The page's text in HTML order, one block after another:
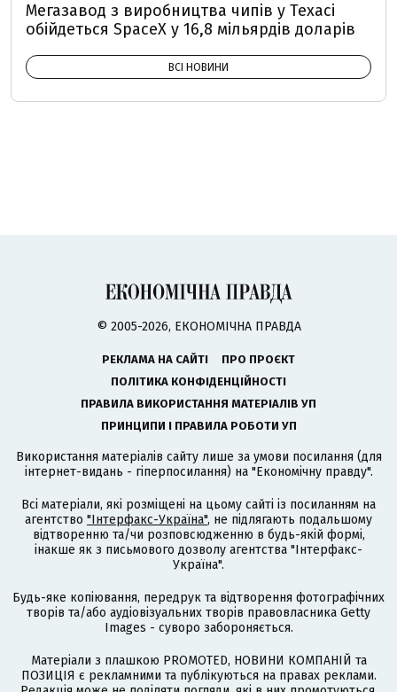
Мегазавод з виробництва чипів у Техасі
обійдеться SpaceX у 16,8 мільярдів доларів
ВСІ НОВИНИ
© 2005-2026, ЕКОНОМІЧНА ПРАВДА
РЕКЛАМА НА САЙТІ
ПРО ПРОЄКТ
ПОЛІТИКА КОНФІДЕНЦІЙНОСТІ
ПРАВИЛА ВИКОРИСТАННЯ МАТЕРІАЛІВ УП
ПРИНЦИПИ І ПРАВИЛА РОБОТИ УП
Використання матеріалів сайту лише за умови посилання (для
інтернет-видань - гіперпосилання) на "Економічну правду".
Всі матеріали, які розміщені на цьому сайті із посиланням на
агентство "Інтерфакс-Україна", не підлягають подальшому
відтворенню та/чи розповсюдженню в будь-якій формі,
інакше як з письмового дозволу агентства "Інтерфакс-
Україна".
Будь-яке копіювання, передрук та відтворення фотографічних
творів та/або аудіовізуальних творів правовласника Getty
Images - суворо забороняється.
Матеріали з плашкою PROMOTED, НОВИНИ КОМПАНІЙ та
ПОЗИЦІЯ є рекламними та публікуються на правах реклами.